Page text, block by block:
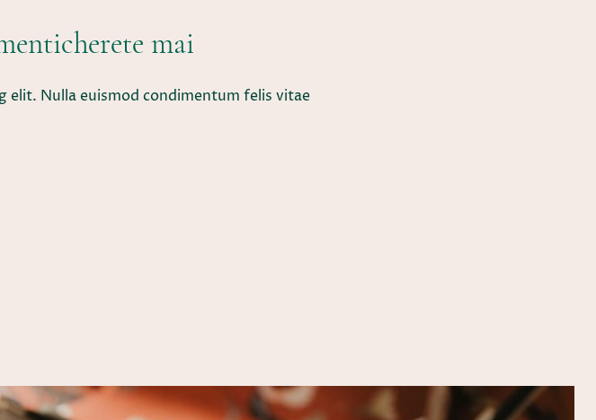
mai
elit. Nulla euismod condimentum felis vitae